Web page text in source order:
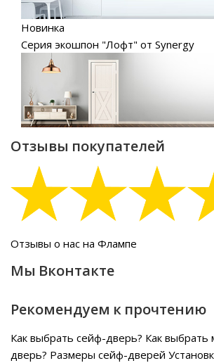
Новинка
Серия экошпон "Лофт" от Synergy
Отзывы покупателей
Отзывы о нас на Флампе
Мы Вконтакте
Рекомендуем к прочтению
Как выбрать сейф-дверь? Как
дверь? Размеры сейф-дверей